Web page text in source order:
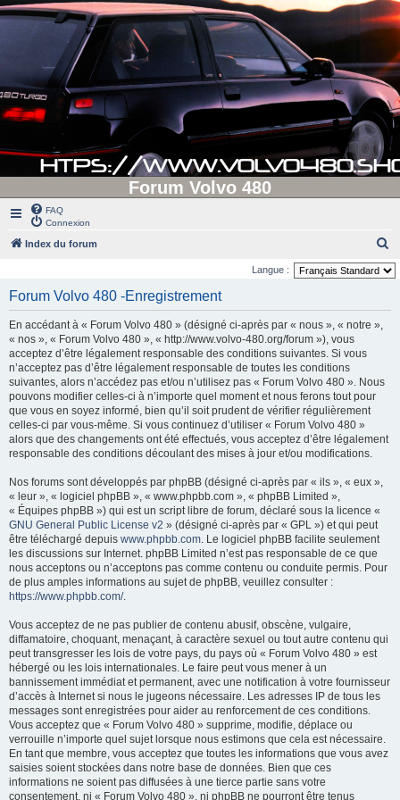
Forum Volvo 480
FAQ
Connexion
Index du forum
e
Langue :
Forum Volvo 480 -Enregistrement
En accédant à « Forum Volvo 480 » (désigné ci-après par « nous », « notre »,
« nos », « Forum Volvo 480 », « http://www.volvo-480.org/forum »), vous
acceptez d’être légalement responsable des conditions suivantes. Si vous
n’acceptez pas d’être légalement responsable de toutes les conditions
suivantes, alors n’accédez pas et/ou n’utilisez pas « Forum Volvo 480 ». Nous
pouvons modifier celles-ci à n’importe quel moment et nous ferons tout pour
que vous en soyez informé, bien qu’il soit prudent de vérifier régulièrement
celles-ci par vous-même. Si vous continuez d’utiliser « Forum Volvo 480 »
alors que des changements ont été effectués, vous acceptez d’être légalement
responsable des conditions découlant des mises à jour et/ou modifications.
Nos forums sont développés par phpBB (désigné ci-après par « ils », « eux »,
« leur », « logiciel phpBB », « www.phpbb.com », « phpBB Limited »,
« Équipes phpBB ») qui est un script libre de forum, déclaré sous la licence «
GNU General Public License v2 » (désigné ci-après par « GPL ») et qui peut
être téléchargé depuis www.phpbb.com. Le logiciel phpBB facilite seulement
les discussions sur Internet. phpBB Limited n’est pas responsable de ce que
nous acceptons ou n’acceptons pas comme contenu ou conduite permis. Pour
de plus amples informations au sujet de phpBB, veuillez consulter :
https://www.phpbb.com/.
Vous acceptez de ne pas publier de contenu abusif, obscène, vulgaire,
diffamatoire, choquant, menaçant, à caractère sexuel ou tout autre contenu qui
peut transgresser les lois de votre pays, du pays où « Forum Volvo 480 » est
hébergé ou les lois internationales. Le faire peut vous mener à un
bannissement immédiat et permanent, avec une notification à votre fournisseur
d’accès à Internet si nous le jugeons nécessaire. Les adresses IP de tous les
messages sont enregistrées pour aider au renforcement de ces conditions.
Vous acceptez que « Forum Volvo 480 » supprime, modifie, déplace ou
verrouille n’importe quel sujet lorsque nous estimons que cela est nécessaire.
En tant que membre, vous acceptez que toutes les informations que vous avez
saisies soient stockées dans notre base de données. Bien que ces
informations ne soient pas diffusées à une tierce partie sans votre
consentement, ni « Forum Volvo 480 », ni phpBB ne pourront être tenus